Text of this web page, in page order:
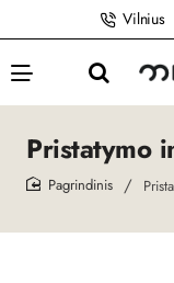
Vilnius
Pristatymo